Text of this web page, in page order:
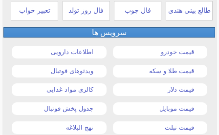
طالع بینی هندی فال چوب فال روز تولد تعبیر خواب
سرویس ها
قیمت خودرو اطلاعات دارویی
قیمت طلا و سکه ویدئوهای فوتبال
قیمت دلار کالری مواد غذایی
قیمت موبایل جدول پخش فوتبال
قیمت تبلت نهج البلاغه